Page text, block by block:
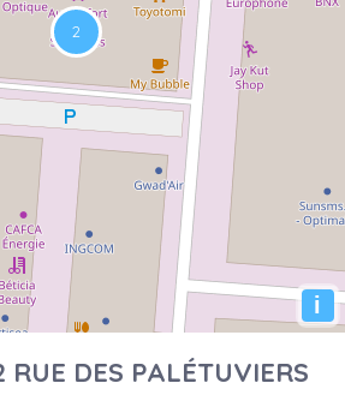
i
RUE DES PALÉTUVIERS